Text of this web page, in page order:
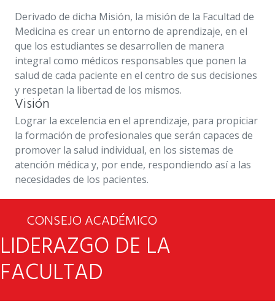
Derivado de dicha Misión, la misión de la Facultad de
Medicina es crear un entorno de aprendizaje, en el
que los estudiantes se desarrollen de manera
integral como médicos responsables que ponen la
salud de cada paciente en el centro de sus decisiones
y respetan la libertad de los mismos.
Visión
Lograr la excelencia en el aprendizaje, para propiciar
la formación de profesionales que serán capaces de
promover la salud individual, en los sistemas de
atención médica y, por ende, respondiendo así a las
necesidades de los pacientes.
CONSEJO ACADÉMICO
LIDERAZGO DE LA
FACULTAD